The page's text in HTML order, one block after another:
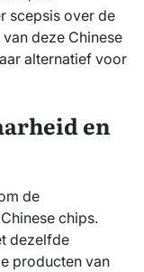
scepsis over de
deze Chinese
alternatief voor
en
de
chips.
dezelfde
producten van